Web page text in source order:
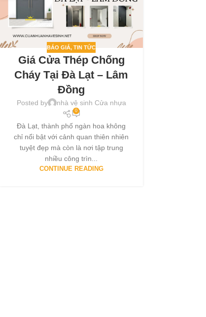
BÁO GIÁ,TIN TỨC
Giá Cửa Thép Chống
Cháy Tại Đà Lạt – Lâm
Đồng
Posted by nhà vệ sinh Cửa nhựa
0
Đà Lạt, thành phố ngàn hoa không
chỉ nổi bật với cảnh quan thiên nhiên
tuyệt đẹp mà còn là nơi tập trung
nhiều công trìn...
CONTINUE READING